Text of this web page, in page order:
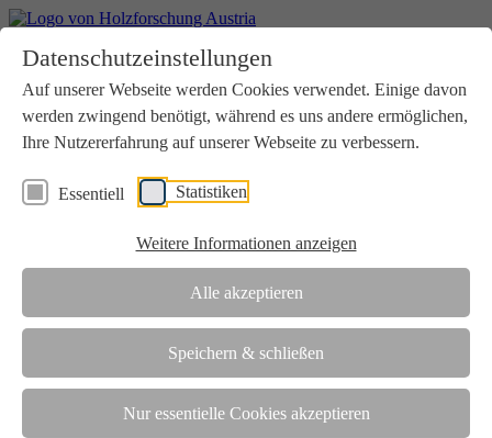
Datenschutzeinstellungen
Auf unserer Webseite werden Cookies verwendet. Einige davon
werden zwingend benötigt, während es uns andere ermöglichen,
Ihre Nutzererfahrung auf unserer Webseite zu verbessern.
Essentiell Statistiken
Weitere Informationen anzeigen
Alle akzeptieren
Speichern & schließen
Nur essentielle Cookies akzeptieren
Aktuelles
Downloads
Kontakt
Login
Verein
Wir unterstützen die Interessen der Holzbranche in enger
Zusammenarbeit mit Wissenschaft und Wirtschaft.
Die Holzforschung Austria ist akkreditierte Prüf-, Inspektions- und
Team
Unsere gesamte Kompetenz ist in unseren Mitarbeiter:innen